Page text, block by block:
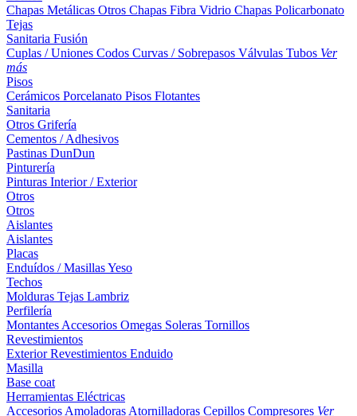
Chapas Metálicas Otros Chapas Fibra Vidrio Chapas Policarbonato
Tejas
Sanitaria Fusión
Cuplas / Uniones Codos Curvas / Sobrepasos Válvulas Tubos Ver
más
Pisos
Cerámicos Porcelanato Pisos Flotantes
Sanitaria
Otros Grifería
Cementos / Adhesivos
Pastinas DunDun
Pinturería
Pinturas Interior / Exterior
Otros
Otros
Aislantes
Aislantes
Placas
Enduídos / MasillasYeso
Techos
Molduras Tejas Lambriz
Perfilería
Montantes Accesorios Omegas Soleras Tornillos
Revestimientos
ExteriorRevestimientos Enduido
Masilla
Base coat
Herramientas Eléctricas
Accesorios Amoladoras Atornilladoras Cepillos Compresores Ver